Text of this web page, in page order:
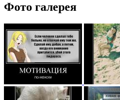
Фото галерея